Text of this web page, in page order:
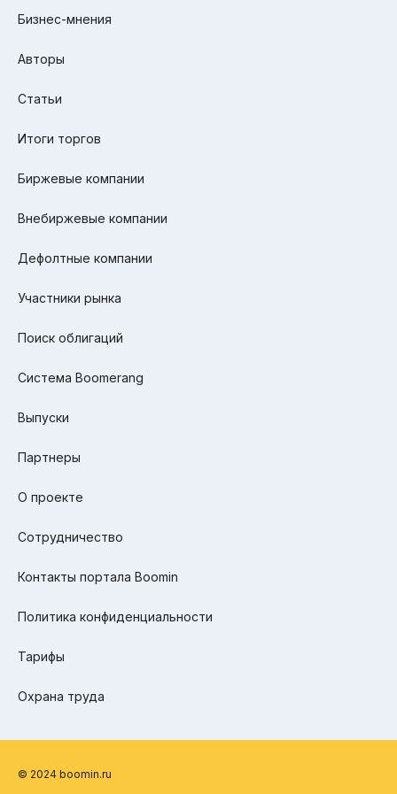
Бизнес-мнения
Авторы
Статьи
Итоги торгов
Биржевые компании
Внебиржевые компании
Дефолтные компании
Участники рынка
Поиск облигаций
Система Boomerang
Выпуски
Партнеры
О проекте
Сотрудничество
Контакты портала Boomin
Политика конфиденциальности
Тарифы
Охрана труда
© 2024 boomin.ru